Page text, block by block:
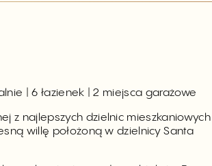
| 6 łazienek | 2 miejsca garażowe
z najlepszych dzielnic mieszkaniowych
willę położoną w dzielnicy Santa